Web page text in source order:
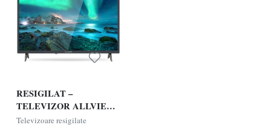
RESIGILAT –
TELEVIZOR ALLVIEW
32ATC6000, Clasa E,
Televizoare resigilate